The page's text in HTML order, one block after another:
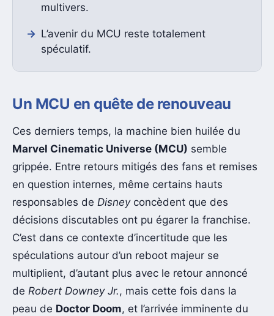
multivers.
L’avenir du MCU reste totalement
spéculatif.
Un MCU en quête de renouveau
Ces derniers temps, la machine bien huilée du
Marvel Cinematic Universe (MCU) semble
grippée. Entre retours mitigés des fans et remises
en question internes, même certains hauts
responsables de Disneyconcèdent que des
décisions discutables ont pu égarer la franchise.
C’est dans ce contexte d’incertitude que les
spéculations autour d’un reboot majeur se
multiplient, d’autant plus avec le retour annoncé
de Robert Downey Jr., mais cette fois dans la
peau de Doctor Doom, et l’arrivée imminente du